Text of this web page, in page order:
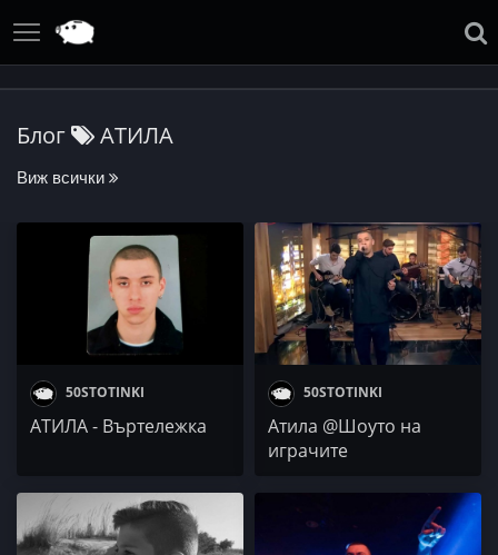
Блог АТИЛА
Виж всички
50STOTINKI
АТИЛА - Въртележка
50STOTINKI
Атила @Шоуто на
играчите